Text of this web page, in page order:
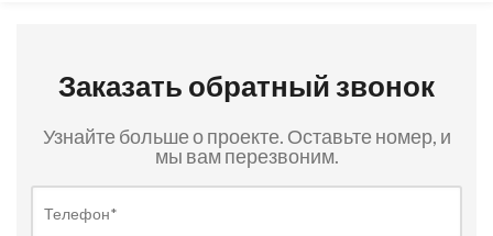
Заказать обратный звонок
Узнайте больше о проекте. Оставьте номер, и
мы вам перезвоним.